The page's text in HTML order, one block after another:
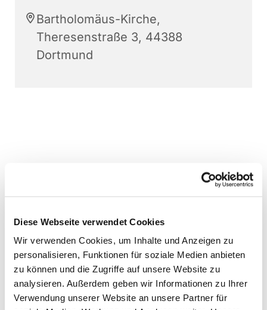
Diese Webseite verwendet Cookies
Wir verwenden Cookies, um Inhalte und Anzeigen zu
personalisieren, Funktionen für soziale Medien anbieten
zu können und die Zugriffe auf unsere Website zu
analysieren. Außerdem geben wir Informationen zu Ihrer
Verwendung unserer Website an unsere Partner für
Bartholomäus-Kirche,
Theresenstraße 3, 44388
Dortmund